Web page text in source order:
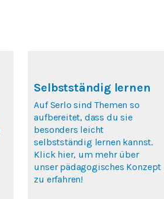
Selbstständig lernen
Auf Serlo sind Themen so
aufbereitet, dass du sie
besonders leicht
selbstständig lernen kannst.
Klick hier, um mehr über
unser pädagogisches Konzept
zu erfahren!